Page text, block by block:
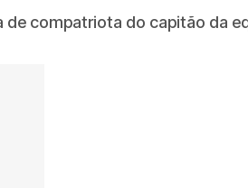
compatriota do capitão da